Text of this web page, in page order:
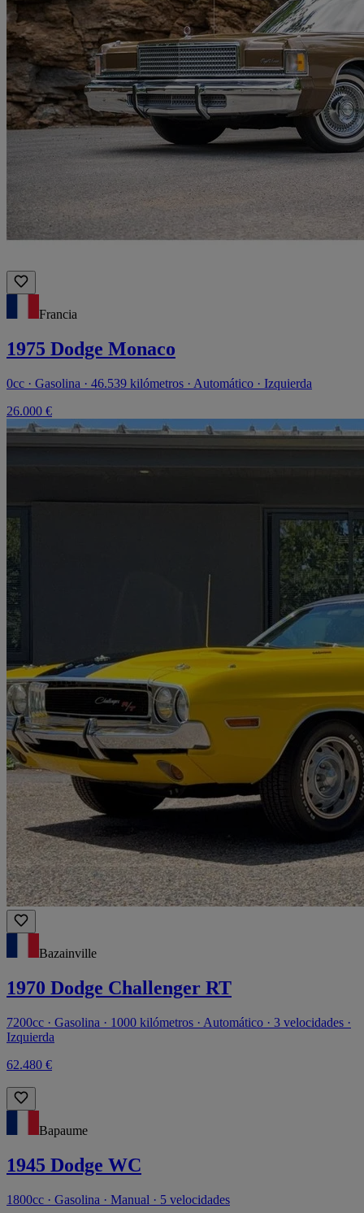
Francia
1975 Dodge Monaco
0cc · Gasolina · 46.539 kilómetros · Automático · Izquierda
26.000 €
Bazainville
1970 Dodge Challenger RT
7200cc · Gasolina · 1000 kilómetros · Automático · 3 velocidades ·
Izquierda
62.480 €
Bapaume
1945 Dodge WC
1800cc · Gasolina · Manual · 5 velocidades